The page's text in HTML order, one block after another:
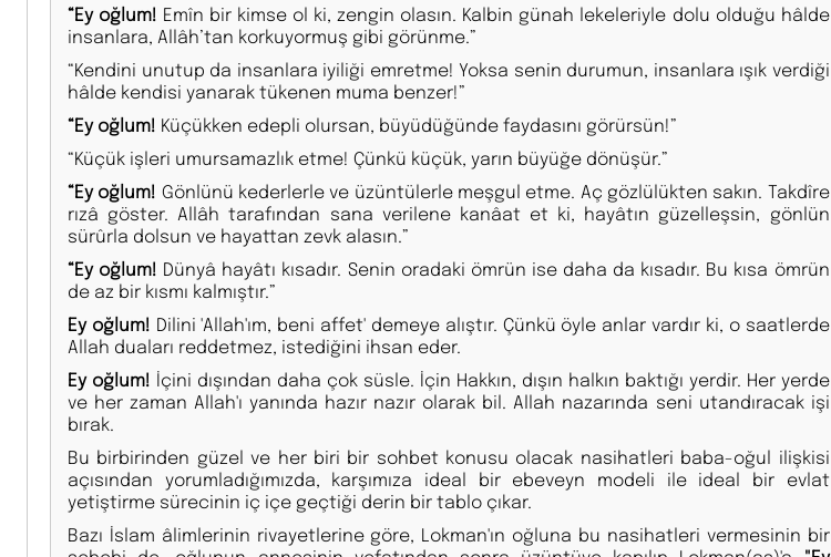
“Ey oğlum! Emîn bir kimse ol ki, zengin olasın. Kalbin günah lekeleriyle dolu olduğu hâlde
insanlara, Allâh’tan korkuyormuş gibi görünme.”
“Kendini unutup da insanlara iyiliği emretme! Yoksa senin durumun, insanlara ışık verdiği
hâlde kendisi yanarak tükenen muma benzer!”
“Ey oğlum! Küçükken edepli olursan, büyüdüğünde faydasını görürsün!”
“Küçük işleri umursamazlık etme! Çünkü küçük, yarın büyüğe dönüşür.”
“Ey oğlum! Gönlünü kederlerle ve üzüntülerle meşgul etme. Aç gözlülükten sakın. Takdîre
rızâ göster. Allâh tarafından sana verilene kanâat et ki, hayâtın güzelleşsin, gönlün
sürûrla dolsun ve hayattan zevk alasın.”
“Ey oğlum! Dünyâ hayâtı kısadır. Senin oradaki ömrün ise daha da kısadır. Bu kısa ömrün
de az bir kısmı kalmıştır.”
Ey oğlum! Dilini 'Allah'ım, beni affet' demeye alıştır. Çünkü öyle anlar vardır ki, o saatlerde
Allah duaları reddetmez, istediğini ihsan eder.
Ey oğlum! İçini dışından daha çok süsle. İçin Hakkın, dışın halkın baktığı yerdir. Her yerde
ve her zaman Allah'ı yanında hazır nazır olarak bil. Allah nazarında seni utandıracak işi
bırak.
Bu birbirinden güzel ve her biri bir sohbet konusu olacak nasihatleri baba-oğul ilişkisi
açısından yorumladığımızda, karşımıza ideal bir ebeveyn modeli ile ideal bir evlat
yetiştirme sürecinin iç içe geçtiği derin bir tablo çıkar.
Bazı İslam âlimlerinin rivayetlerine göre, Lokman'ın oğluna bu nasihatleri vermesinin bir